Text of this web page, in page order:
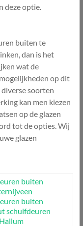
deze optie.
buiten te
dan is het
wat de
op dit
soorten
kan men kiezen
op de glazen
tot de opties. Wij
glazen
buiten
buiten
schuifdeuren